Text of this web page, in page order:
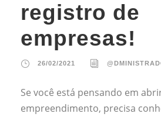
registro de
empresas!
26/02/2021
Se você está pensando em
empreendimento, precisa